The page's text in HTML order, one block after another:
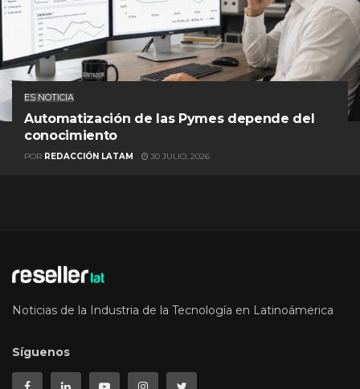
ES NOTICIA
Automatización de las Pymes depende del
conocimiento
POR REDACCIÓN LATAM 30 JULIO, 2026
Noticias de la Industria de la Tecnología en Latinoámerica
Síguenos